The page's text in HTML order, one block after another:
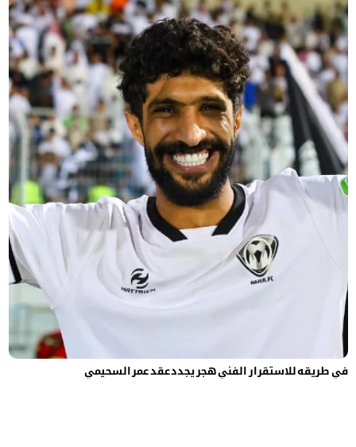
في طريقه للاستقرار الفني هجر يجدد عقد عمر السحيمي